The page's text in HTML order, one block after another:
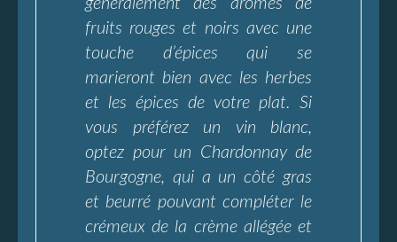
généralement des arômes de
fruits rouges et noirs avec une
touche d’épices qui se
marieront bien avec les herbes
et les épices de votre plat. Si
vous préférez un vin blanc,
optez pour un Chardonnay de
Bourgogne, qui a un côté gras
et beurré pouvant compléter le
crémeux de la crème allégée et